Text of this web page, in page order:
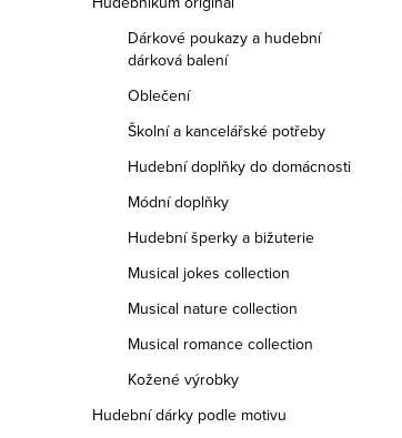
Dárkové poukazy a hudební
dárková balení
Oblečení
Školní a kancelářské potřeby
Hudební doplňky do domácnosti
Módní doplňky
Hudební šperky a bižuterie
Musical jokes collection
Musical nature collection
Musical romance collection
Kožené výrobky
Hudební dárky podle motivu